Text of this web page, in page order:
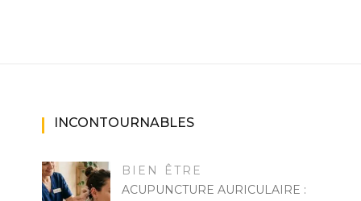
INCONTOURNABLES
BIEN ÊTRE
ACUPUNCTURE AURICULAIRE :